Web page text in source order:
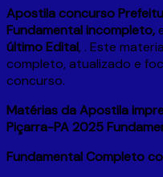
Apostila concurso
Fundamental incompleto,
último Edital, . Este
completo, atualizado e
concurso.
Matérias da Apostila
Piçarra-PA 2025
Fundamental Completo